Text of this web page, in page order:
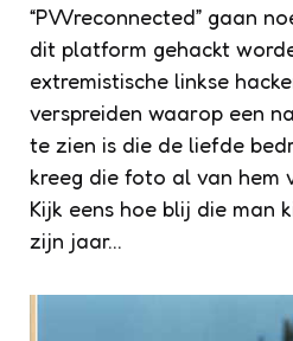
“PVVreconnected” gaan
dit platform gehackt
extremistische linkse
verspreiden waarop een
te zien is die de liefde
kreeg die foto al van hem
Kijk eens hoe blij die man
zijn jaar…